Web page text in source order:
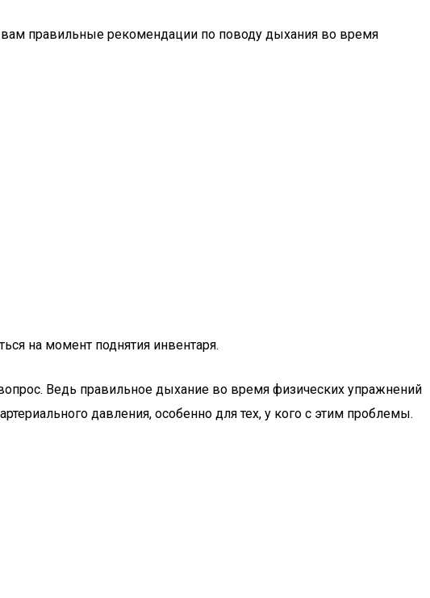
правильные рекомендации по поводу дыхания во время
на момент поднятия инвентаря.
Ведь правильное дыхание во время физических упражнений
давления, особенно для тех, у кого с этим проблемы.